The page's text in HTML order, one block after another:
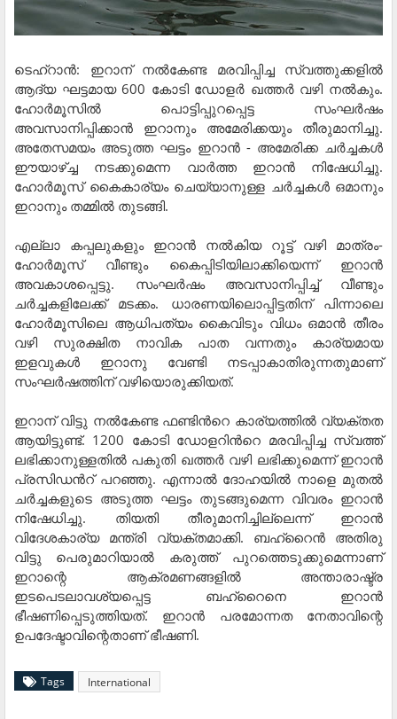
ടെഹ്റാൻ: ഇറാന് നൽകേണ്ട മരവിപ്പിച്ച സ്വത്തുക്കളിൽ
ആദ്യ ഘട്ടമായ 600 കോടി ഡോളർ ഖത്തർ വഴി നൽകും.
ഹോർമൂസിൽ പൊട്ടിപ്പുറപ്പെട്ട സംഘർഷം
അവസാനിപ്പിക്കാൻ ഇറാനും അമേരിക്കയും തീരുമാനിച്ചു.
അതേസമയം അടുത്ത ഘട്ടം ഇറാൻ - അമേരിക്ക ചർച്ചകൾ
ഈയാഴ്ച്ച നടക്കുമെന്ന വാർത്ത ഇറാൻ നിഷേധിച്ചു.
ഹോർമൂസ് കൈകാര്യം ചെയ്യാനുള്ള ചർച്ചകൾ ഒമാനും
ഇറാനും തമ്മിൽ തുടങ്ങി.
എല്ലാ കപ്പലുകളും ഇറാൻ നൽകിയ റൂട്ട് വഴി മാത്രം-
ഹോർമൂസ് വീണ്ടും കൈപ്പിടിയിലാക്കിയെന്ന് ഇറാൻ
അവകാശപ്പെട്ടു. സംഘർഷം അവസാനിപ്പിച്ച് വീണ്ടും
ചർച്ചകളിലേക്ക് മടക്കം. ധാരണയിലൊപ്പിട്ടതിന് പിന്നാലെ
ഹോർമൂസിലെ ആധിപത്യം കൈവിടും വിധം ഒമാൻ തീരം
വഴി സുരക്ഷിത നാവിക പാത വന്നതും കാര്യമായ
ഇളവുകൾ ഇറാനു വേണ്ടി നടപ്പാകാതിരുന്നതുമാണ്
സംഘർഷത്തിന് വഴിയൊരുക്കിയത്.
ഇറാന് വിട്ടു നൽകേണ്ട ഫണ്ടിന്‍റെ കാര്യത്തിൽ വ്യക്തത
ആയിട്ടുണ്ട്. 1200 കോടി ഡോളറിന്‍റെ മരവിപ്പിച്ച സ്വത്ത്
ലഭിക്കാനുള്ളതിൽ പകുതി ഖത്തർ വഴി ലഭിക്കുമെന്ന് ഇറാൻ
പ്രസിഡന്‍റ് പറഞ്ഞു. എന്നാൽ ദോഹയിൽ നാളെ മുതൽ
ചർച്ചകളുടെ അടുത്ത ഘട്ടം തുടങ്ങുമെന്ന വിവരം ഇറാൻ
നിഷേധിച്ചു. തിയതി തീരുമാനിച്ചില്ലെന്ന് ഇറാൻ
വിദേശകാര്യ മന്ത്രി വ്യക്തമാക്കി. ബഹ്റൈൻ അതിരു
വിട്ടു പെരുമാറിയാൽ കരുത്ത് പുറത്തെടുക്കുമെന്നാണ്
ഇറാന്റെ ആക്രമണങ്ങളിൽ അന്താരാഷ്ട്ര
ഇടപെടലാവശ്യപ്പെട്ട ബഹ്റൈനെ ഇറാൻ
ഭീഷണിപ്പെടുത്തിയത്. ഇറാൻ പരമോന്നത നേതാവിന്റെ
ഉപദേഷ്ടാവിന്റെതാണ് ഭീഷണി.
Tags International